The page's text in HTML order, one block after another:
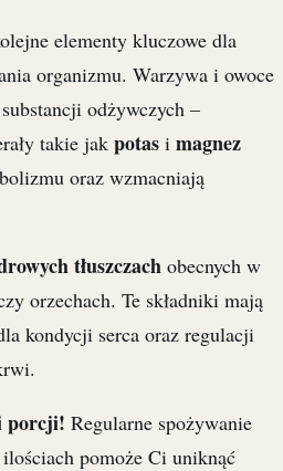
elementy kluczowe dla
organizmu. Warzywa i owoce
odżywczych –
takie jak potas i magnez
oraz wzmacniają
tłuszczach obecnych w
orzechach. Te składniki mają
kondycji serca oraz regulacji
porcji! Regularne spożywanie
pomoże Ci uniknąć